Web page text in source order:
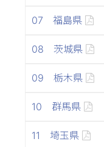
07 福島県
08 茨城県
09 栃木県
10 群馬県
11 埼玉県